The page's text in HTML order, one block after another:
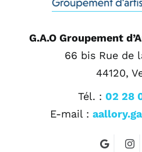
G.A.O Groupement
66 bis Rue de
44120,
Tél. : 02 28
E-mail :